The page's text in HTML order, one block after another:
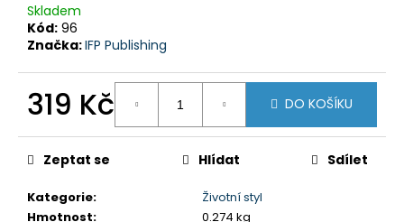
Skladem
Kód: 96
Značka:IFP Publishing
319 Kč
cena:
DO KOŠÍKU
Kategorie:
Životní styl
Hmotnost: 0.274 kg
Zeptat se Hlídat Sdílet
D
o
o
u
č
u
e